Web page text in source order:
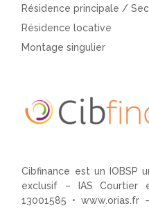
Résidence principale /
Résidence locative
Montage singulier
Cibfinance est un IOBSP
exclusif – IAS Courtier
13001585 •www.orias.fr